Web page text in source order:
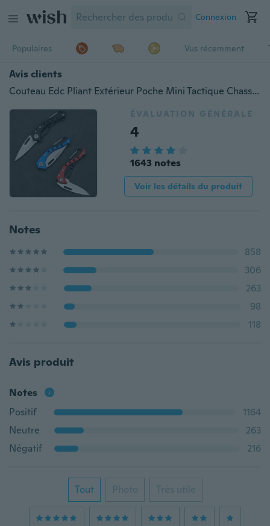
Connexion
Populaires Vus récemment
Avis clients
Couteau Edc Pliant Extérieur Poche Mini Tactique Chasse Camping Pêche Escalade Couteau Survie Multi Outil Avec Boucle
ÉVALUATION GÉNÉRALE
4
1643 notes
Voir les détails du produit
Notes
858
306
263
98
118
Avis produit
Notes
Positif
1164
Neutre
263
Négatif
216
Tout Photo Très utile